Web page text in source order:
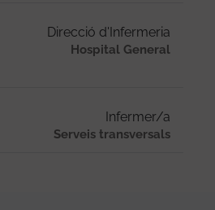
Direcció d'Infermeria
Hospital General
Infermer/a
Serveis transversals